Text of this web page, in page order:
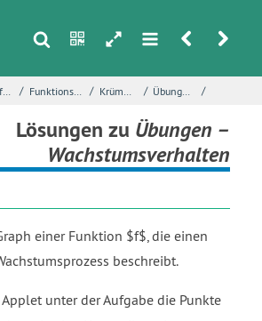
s n h m r u
Differentialrechnung / Funktionsuntersuchungen mit Ableitungen / Krümmung und Wendepunkte / Übungen – Wachstumsverhalten /
Lösungen zu Übungen –
Wachstumsverhalten
einer Funktion $f$, die einen
beschreibt.
unter der Aufgabe die Punkte